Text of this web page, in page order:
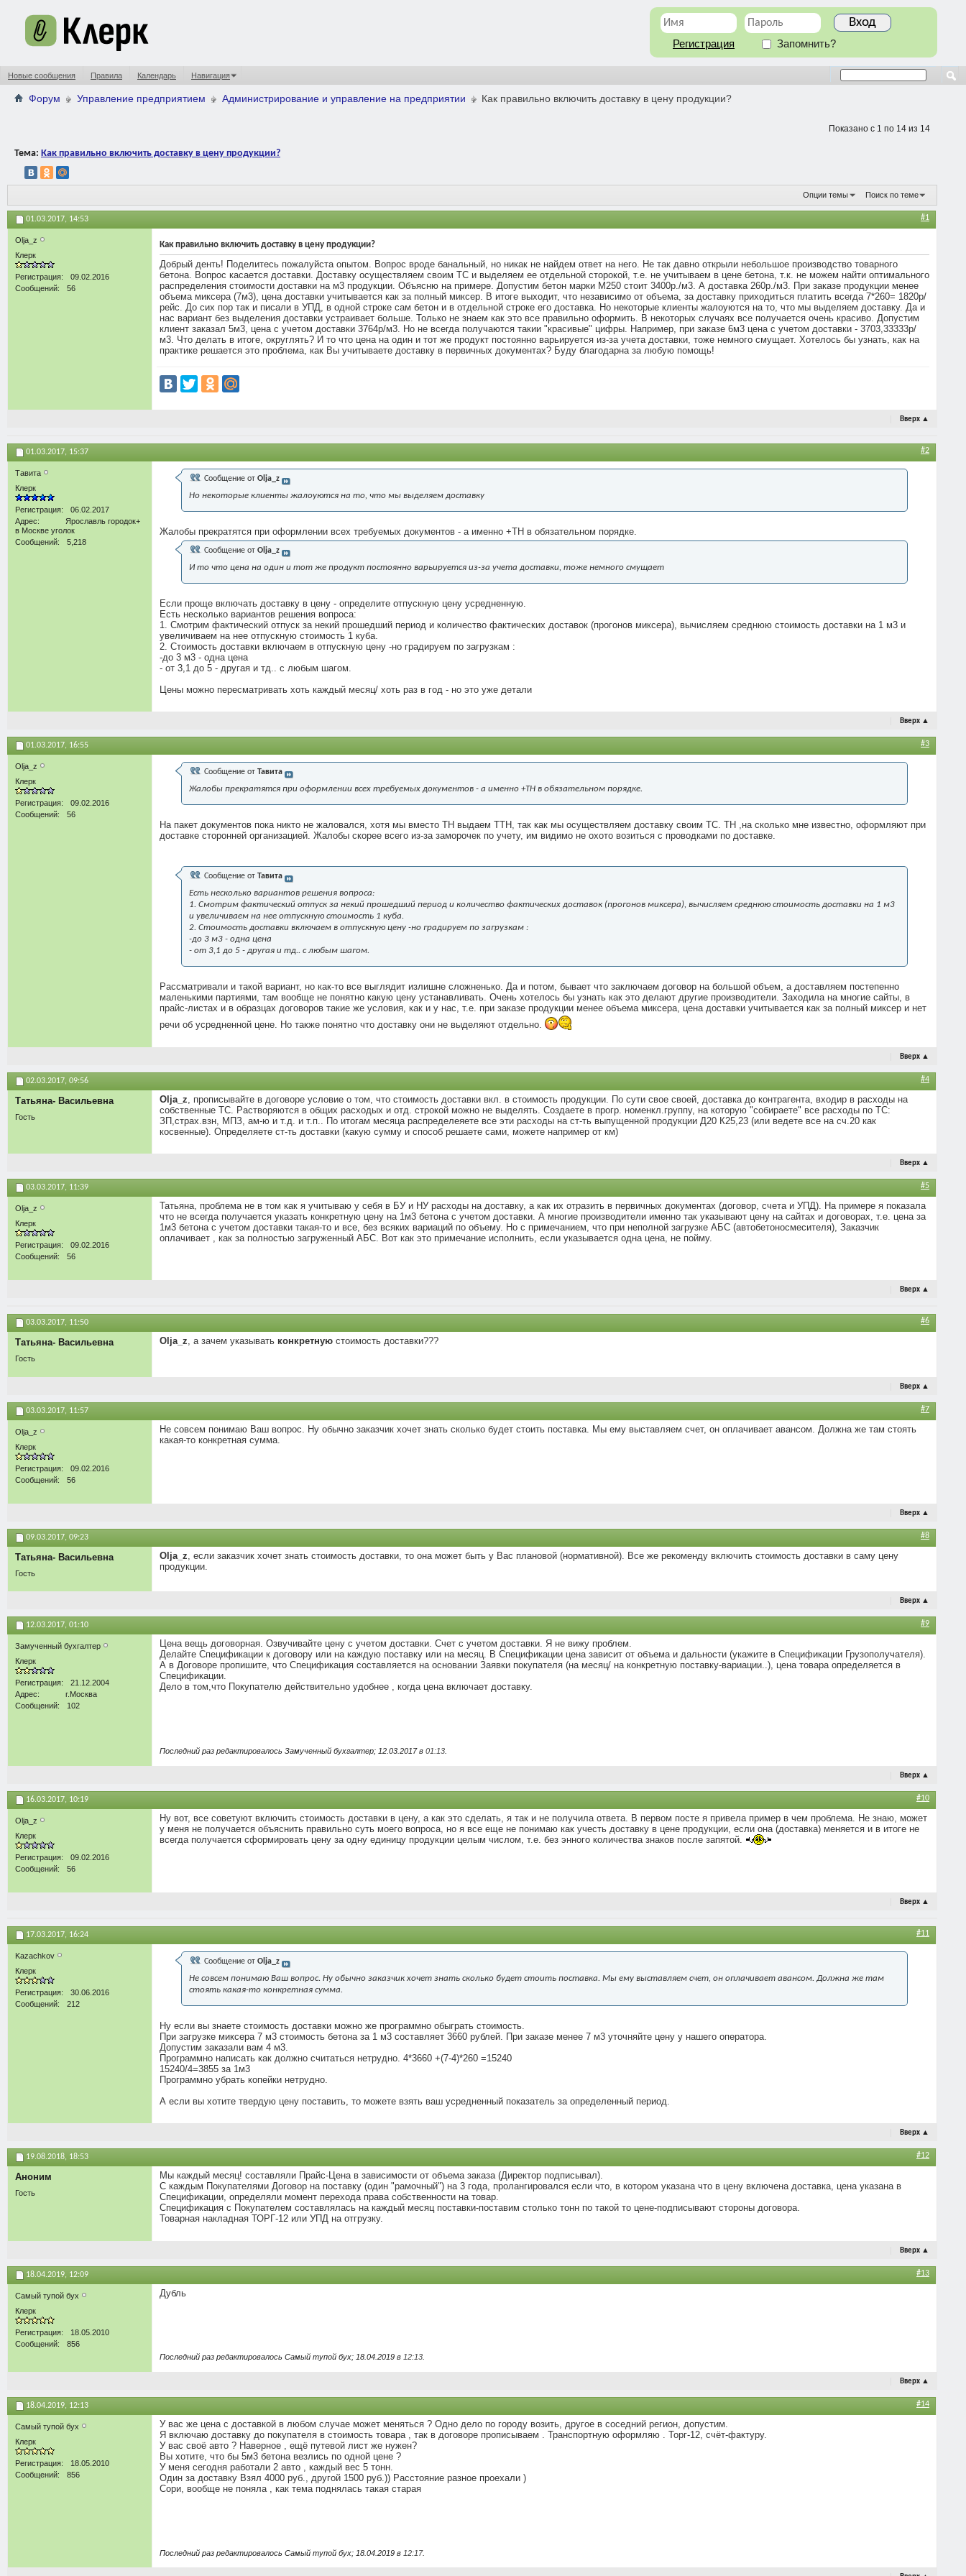
Регистрация Запомнить?
Новые сообщения Правила Календарь Навигация
Форум Управление предприятием Администрирование и управление на предприятии Как правильно включить доставку в цену продукции?
Показано с 1 по 14 из 14
Тема: Как правильно включить доставку в цену продукции?
Опции темы Поиск по теме
01.03.2017, 14:53 #1
Olja_z
Клерк
Регистрация
09.02.2016
Сообщений
56
Как правильно включить доставку в цену продукции?
Добрый денть! Поделитесь пожалуйста опытом. Вопрос вроде банальный, но никак не найдем ответ на него. Не так давно открыли небольшое производство товарного
бетона. Вопрос касается доставки. Доставку осуществляем своим ТС и выделяем ее отдельной сторокой, т.е. не учитываем в цене бетона, т.к. не можем найти оптимального
распределения стоимости доставки на м3 продукции. Объясню на примере. Допустим бетон марки М250 стоит 3400р./м3. А доставка 260р./м3. При заказе продукции менее
объема миксера (7м3), цена доставки учитывается как за полный миксер. В итоге выходит, что независимо от объема, за доставку приходиться платить всегда 7*260= 1820р/
рейс. До сих пор так и писали в УПД, в одной строке сам бетон и в отдельной строке его доставка. Но некоторые клиенты жалоуются на то, что мы выделяем доставку. Да и
нас вариант без выделения доставки устраивает больше. Только не знаем как это все правильно оформить. В некоторых случаях все получается очень красиво. Допустим
клиент заказал 5м3, цена с учетом доставки 3764р/м3. Но не всегда получаются такии "красивые" цифры. Например, при заказе 6м3 цена с учетом доставки - 3703,33333р/
м3. Что делать в итоге, округлять? И то что цена на один и тот же продукт постоянно варьируется из-за учета доставки, тоже немного смущает. Хотелось бы узнать, как на
практике решается это проблема, как Вы учитываете доставку в первичных документах? Буду благодарна за любую помощь!
Вверх ▲
01.03.2017, 15:37 #2
Тавита
Клерк
Регистрация
06.02.2017
Адрес
Ярославль городок+
в Москве уголок
Сообщений
5,218
Сообщение от Olja_z
Но некоторые клиенты жалоуются на то, что мы выделяем доставку
Жалобы прекратятся при оформлении всех требуемых документов - а именно +ТН в обязательном порядке.
Сообщение от Olja_z
И то что цена на один и тот же продукт постоянно варьируется из-за учета доставки, тоже немного смущает
Если проще включать доставку в цену - определите отпускную цену усредненную.
Есть несколько вариантов решения вопроса:
1. Смотрим фактический отпуск за некий прошедший период и количество фактических доставок (прогонов миксера), вычисляем среднюю стоимость доставки на 1 м3 и
увеличиваем на нее отпускную стоимость 1 куба.
2. Стоимость доставки включаем в отпускную цену -но градируем по загрузкам :
-до 3 м3 - одна цена
- от 3,1 до 5 - другая и тд.. с любым шагом.
Цены можно пересматривать хоть каждый месяц/ хоть раз в год - но это уже детали
Вверх ▲
01.03.2017, 16:55 #3
Olja_z
Клерк
Регистрация
09.02.2016
Сообщений
56
Сообщение от Тавита
Жалобы прекратятся при оформлении всех требуемых документов - а именно +ТН в обязательном порядке.
На пакет документов пока никто не жаловался, хотя мы вместо ТН выдаем ТТН, так как мы осуществляем доставку своим ТС. ТН ,на сколько мне известно, оформляют при
доставке сторонней организацией. Жалобы скорее всего из-за заморочек по учету, им видимо не охото возиться с проводками по доставке.
Сообщение от Тавита
Есть несколько вариантов решения вопроса:
1. Смотрим фактический отпуск за некий прошедший период и количество фактических доставок (прогонов миксера), вычисляем среднюю стоимость доставки на 1 м3
и увеличиваем на нее отпускную стоимость 1 куба.
2. Стоимость доставки включаем в отпускную цену -но градируем по загрузкам :
-до 3 м3 - одна цена
- от 3,1 до 5 - другая и тд.. с любым шагом.
Рассматривали и такой вариант, но как-то все выглядит излишне сложненько. Да и потом, бывает что заключаем договор на большой объем, а доставляем постепенно
маленькими партиями, там вообще не понятно какую цену устанавливать. Очень хотелось бы узнать как это делают другие производители. Заходила на многие сайты, в
прайс-листах и в образцах договоров такие же условия, как и у нас, т.е. при заказе продукции менее объема миксера, цена доставки учитывается как за полный миксер и нет
речи об усредненной цене. Но также понятно что доставку они не выделяют отдельно.
Вверх ▲
02.03.2017, 09:56 #4
Татьяна- Васильевна
Гость
Olja_z , прописывайте в договоре условие о том, что стоимость доставки вкл. в стоимость продукции. По сути свое своей, доставка до контрагента, входир в расходы на
собственные ТС. Растворяются в общих расходых и отд. строкой можно не выделять. Создаете в прогр. номенкл.группу, на которую "собираете" все расходы по ТС:
ЗП,страх.взн, МПЗ, ам-ю и т.д. и т.п.. По итогам месяца распределеяете все эти расходы на ст-ть выпущенной продукции Д20 К25,23 (или ведете все на сч.20 как
косвенные). Определяете ст-ть доставки (какую сумму и способ решаете сами, можете например от км)
Вверх ▲
03.03.2017, 11:39 #5
Olja_z
Клерк
Регистрация
09.02.2016
Сообщений
56
Татьяна, проблема не в том как я учитываю у себя в БУ и НУ расходы на доставку, а как их отразить в первичных документах (договор, счета и УПД). На примере я показала
что не всегда получается указать конкретную цену на 1м3 бетона с учетом доставки. А многие производители именно так указывают цену на сайтах и договорах, т.е. цена за
1м3 бетона с учетом доставки такая-то и все, без всяких вариаций по объему. Но с примечанием, что при неполной загрузке АБС (автобетоносмесителя), Заказчик
оплачивает , как за полностью загруженный АБС. Вот как это примечание исполнить, если указывается одна цена, не пойму.
Вверх ▲
03.03.2017, 11:50 #6
Татьяна- Васильевна
Гость
Olja_z, а зачем указывать конкретную стоимость доставки???
Вверх ▲
03.03.2017, 11:57 #7
Olja_z
Клерк
Регистрация
09.02.2016
Сообщений
56
Не совсем понимаю Ваш вопрос. Ну обычно заказчик хочет знать сколько будет стоить поставка. Мы ему выставляем счет, он оплачивает авансом. Должна же там стоять
какая-то конкретная сумма.
Вверх ▲
09.03.2017, 09:23 #8
Татьяна- Васильевна
Гость
Olja_z , если заказчик хочет знать стоимость доставки, то она может быть у Вас плановой (нормативной). Все же рекоменду включить стоимость доставки в саму цену
продукции.
Вверх ▲
12.03.2017, 01:10 #9
Замученный бухгалтер
Клерк
Регистрация
21.12.2004
Адрес
г.Москва
Сообщений
102
Цена вещь договорная. Озвучивайте цену с учетом доставки. Счет с учетом доставки. Я не вижу проблем.
Делайте Спецификации к договору или на каждую поставку или на месяц. В Спецификации цена зависит от объема и дальности (укажите в Спецификации Грузополучателя).
А в Договоре пропишите, что Спецификация составляется на основании Заявки покупателя (на месяц/ на конкретную поставку-вариации..), цена товара определяется в
Спецификации.
Дело в том,что Покупателю действительно удобнее , когда цена включает доставку.
Последний раз редактировалось Замученный бухгалтер; 12.03.2017 в 01:13
Вверх ▲
16.03.2017, 10:19 #10
Olja_z
Клерк
Регистрация
09.02.2016
Сообщений
56
Ну вот, все советуют включить стоимость доставки в цену, а как это сделать, я так и не получила ответа. В первом посте я привела пример в чем проблема. Не знаю, может
у меня не получается объяснить правильно суть моего вопроса, но я все еще не понимаю как учесть доставку в цене продукции, если она (доставка) меняется и в итоге не
всегда получается сформировать цену за одну единицу продукции целым числом, т.е. без энного количества знаков после запятой.
Вверх ▲
17.03.2017, 16:24 #11
Kazachkov
Клерк
Регистрация
30.06.2016
Сообщений
212
Сообщение от Olja_z
Не совсем понимаю Ваш вопрос. Ну обычно заказчик хочет знать сколько будет стоить поставка. Мы ему выставляем счет, он оплачивает авансом. Должна же там
стоять какая-то конкретная сумма.
Ну если вы знаете стоимость доставки можно же программно обыграть стоимость.
При загрузке миксера 7 м3 стоимость бетона за 1 м3 составляет 3660 рублей. При заказе менее 7 м3 уточняйте цену у нашего оператора.
Допустим заказали вам 4 м3.
Программно написать как должно считаться нетрудно. 4*3660 +(7-4)*260 =15240
15240/4=3855 за 1м3
Программно убрать копейки нетрудно.
А если вы хотите твердую цену поставить, то можете взять ваш усредненный показатель за определенный период.
Вверх ▲
19.08.2018, 18:53 #12
Аноним
Гость
Мы каждый месяц! составляли Прайс-Цена в зависимости от объема заказа (Директор подписывал).
С каждым Покупателями Договор на поставку (один "рамочный") на 3 года, пролангировался если что, в котором указана что в цену включена доставка, цена указана в
Спецификации, определяли момент перехода права собственности на товар.
Спецификация с Покупателем составлялась на каждый месяц поставки-поставим столько тонн по такой то цене-подписывают стороны договора.
Товарная накладная ТОРГ-12 или УПД на отгрузку.
Вверх ▲
18.04.2019, 12:09 #13
Самый тупой бух
Клерк
Регистрация
18.05.2010
Сообщений
856
Дубль
Последний раз редактировалось Самый тупой бух; 18.04.2019 в 12:13.
Вверх ▲
18.04.2019, 12:13 #14
Самый тупой бух
Клерк
Регистрация
18.05.2010
Сообщений
856
У вас же цена с доставкой в любом случае может меняться ? Одно дело по городу возить, другое в соседний регион, допустим.
Я включаю доставку до покупателя в стоимость товара , так в договоре прописываем . Транспортную оформляю . Торг-12, счёт-фактуру.
У вас своё авто ? Наверное , ещё путевой лист же нужен?
Вы хотите, что бы 5м3 бетона везлись по одной цене ?
У меня сегодня работали 2 авто , каждый вес 5 тонн.
Один за доставку Взял 4000 руб., другой 1500 руб.)) Расстояние разное проехали )
Сори, вообще не поняла , как тема поднялась такая старая
Последний раз редактировалось Самый тупой бух; 18.04.2019 в 12:17.